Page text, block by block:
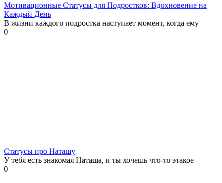
Мотивационные Статусы для Подростков: Вдохновение на
Каждый День
В жизни каждого подростка наступает момент, когда ему
0
Статусы про Наташу
У тебя есть знакомая Наташа, и ты хочешь что-то этакое
0